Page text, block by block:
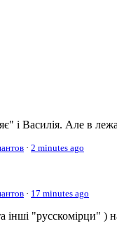
і Василія. Але в
· 2 minutes ago
· 17 minutes ago
інші "русскомірци" )